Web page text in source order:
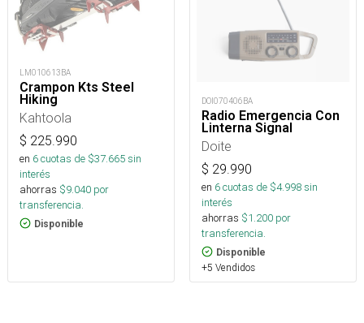
LM010613BA
Crampon Kts Steel
Hiking
Kahtoola
$ 225.990
en 6cuotas de $37.665sin
interés
ahorras $9.040 por
transferencia.
Disponible
DOI070406BA
Radio Emergencia Con
Linterna Signal
Doite
$ 29.990
en 6cuotas de $4.998sin
interés
ahorras $1.200 por
transferencia.
Disponible
+5 Vendidos